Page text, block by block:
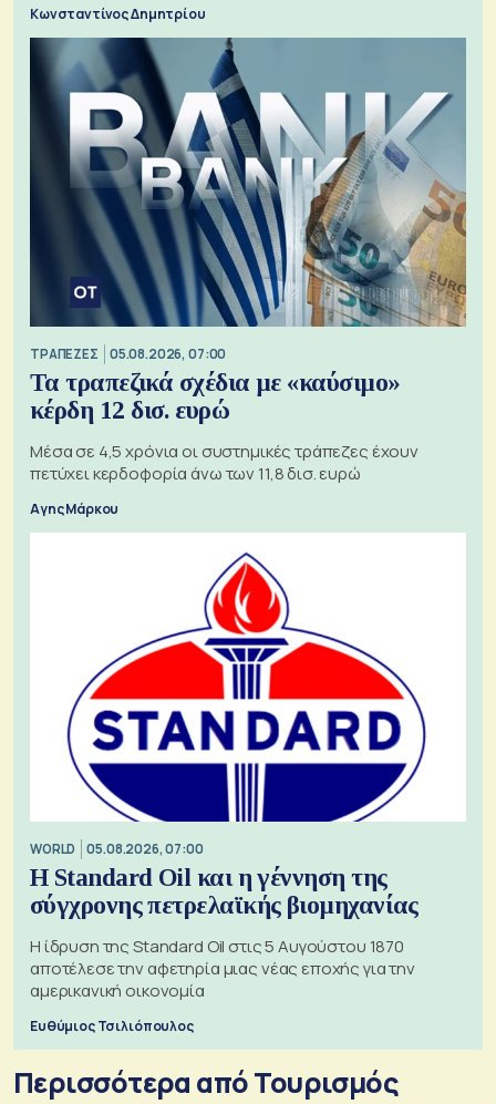
Κωνσταντίνος Δημητρίου
ΤΡΑΠΕΖΕΣ 05.08.2026, 07:00
Τα τραπεζικά σχέδια με «καύσιμο»
κέρδη 12 δισ. ευρώ
Μέσα σε 4,5 χρόνια οι συστημικές τράπεζες έχουν
πετύχει κερδοφορία άνω των 11,8 δισ. ευρώ
Αγης Μάρκου
WORLD 05.08.2026, 07:00
Η Standard Oil και η γέννηση της
σύγχρονης πετρελαϊκής βιομηχανίας
Η ίδρυση της Standard Oil στις 5 Αυγούστου 1870
αποτέλεσε την αφετηρία μιας νέας εποχής για την
αμερικανική οικονομία
Ευθύμιος Τσιλιόπουλος
Περισσότερα από Τουρισμός